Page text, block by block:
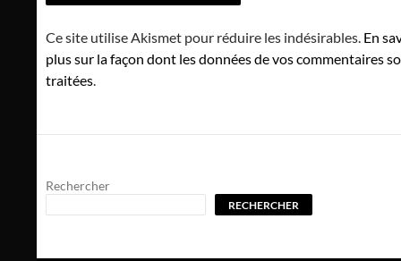
Ce site utilise Akismet pour réduire les indésirables. En
plus sur la façon dont les données de vos commentaires
traitées
Rechercher
RECHERCHER